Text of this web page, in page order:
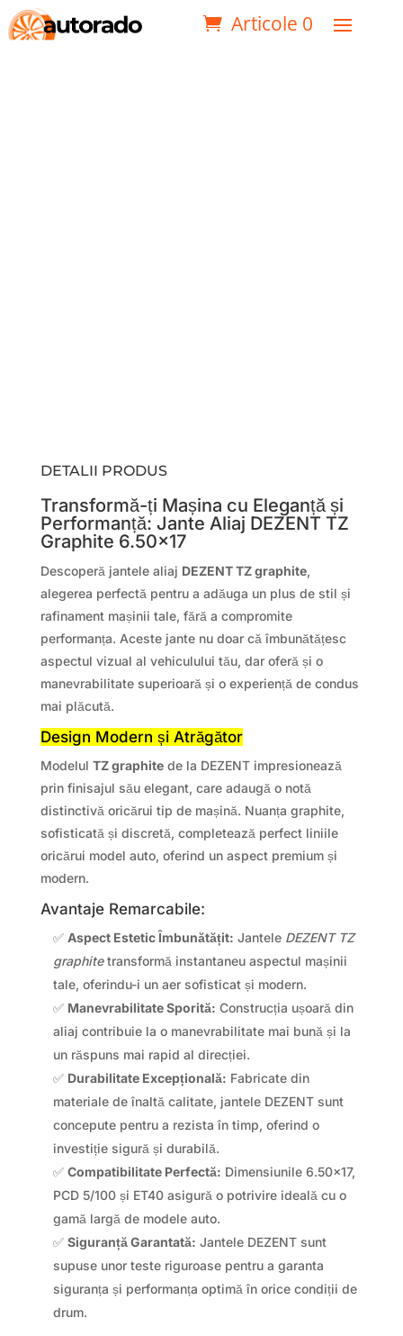
Articole 0
DETALII PRODUS
Transformă-ți Mașina cu Eleganță și
Performanță: Jante Aliaj DEZENT TZ
Graphite 6.50×17
Descoperă jantele aliaj DEZENT TZ graphite,
alegerea perfectă pentru a adăuga un plus de stil și
rafinament mașinii tale, fără a compromite
performanța. Aceste jante nu doar că îmbunătățesc
aspectul vizual al vehiculului tău, dar oferă și o
manevrabilitate superioară și o experiență de condus
mai plăcută.
Design Modern și Atrăgător
Modelul TZ graphitede la DEZENT impresionează
prin finisajul său elegant, care adaugă o notă
distinctivă oricărui tip de mașină. Nuanța graphite,
sofisticată și discretă, completează perfect liniile
oricărui model auto, oferind un aspect premium și
modern.
Avantaje Remarcabile:
✅ Aspect Estetic Îmbunătățit: Jantele DEZENT TZ
graphitetransformă instantaneu aspectul mașinii
tale, oferindu-i un aer sofisticat și modern.
✅ Manevrabilitate Sporită: Construcția ușoară din
aliaj contribuie la o manevrabilitate mai bună și la
un răspuns mai rapid al direcției.
✅ Durabilitate Excepțională: Fabricate din
materiale de înaltă calitate, jantele DEZENT sunt
concepute pentru a rezista în timp, oferind o
investiție sigură și durabilă.
✅ Compatibilitate Perfectă: Dimensiunile 6.50×17,
PCD 5/100 și ET40 asigură o potrivire ideală cu o
gamă largă de modele auto.
✅ Siguranță Garantată: Jantele DEZENT sunt
supuse unor teste riguroase pentru a garanta
siguranța și performanța optimă în orice condiții de
drum.